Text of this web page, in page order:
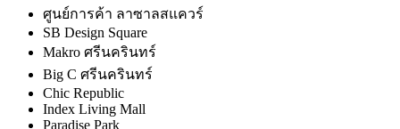
ศูนย์การค้า ลาซาลสแควร์
SB Design Square
Makro ศรีนครินทร์
Big C ศรีนครินทร์
Chic Republic
Index Living Mall
Paradise Park